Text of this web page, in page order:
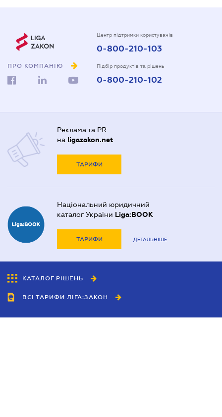
ПРО КОМПАНІЮ
Центр підтримки користувачів
0-800-210-103
Підбір продуктів та рішень
0-800-210-102
Реклама та PR
на ligazakon.net
ТАРИФИ
Національний юридичний
каталог України Liga:BOOK
ТАРИФИ ДЕТАЛЬНІШЕ
КАТАЛОГ РІШЕНЬ
ВСІ ТАРИФИ ЛІГА:ЗАКОН